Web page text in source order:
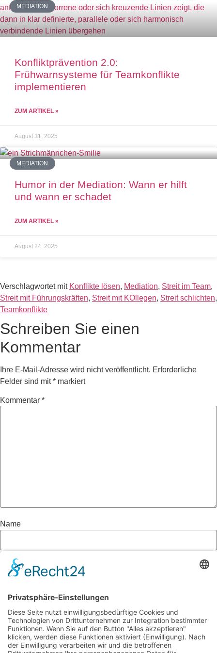
MEDIATION
Konfliktprävention 2.0:
Frühwarnsysteme für Teamkonflikte
implementieren
ZUM ARTIKEL »
August 31, 2025
MEDIATION
Humor in der Mediation: Wann er hilft
und wann er schadet
ZUM ARTIKEL »
August 24, 2025
Verschlagwortet mit Konflikte lösen, Mediation, Streit im Team,
Streit mit Führungskräften, Streit mit KOllegen, Streit schlichten,
Teamkonflikte
Schreiben Sie einen
Kommentar
Ihre E-Mail-Adresse wird nicht veröffentlicht. Erforderliche
Felder sind mit* markiert
Kommentar *
Name
E-Mail-Adresse
Website